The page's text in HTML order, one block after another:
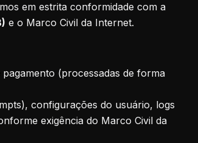
em estrita conformidade com a
e o Marco Civil da Internet.
(processadas de forma
configurações do usuário, logs
exigência do Marco Civil da